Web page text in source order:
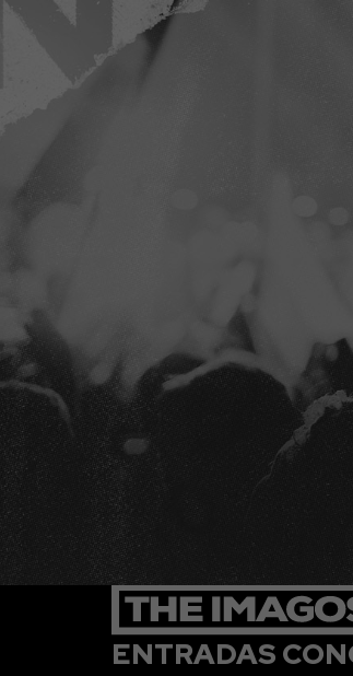
ENTRADAS